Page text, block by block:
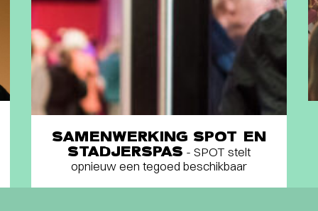
SAMENWERKING SPOT EN
STADJERSPAS - SPOT stelt
opnieuw een tegoed beschikbaar